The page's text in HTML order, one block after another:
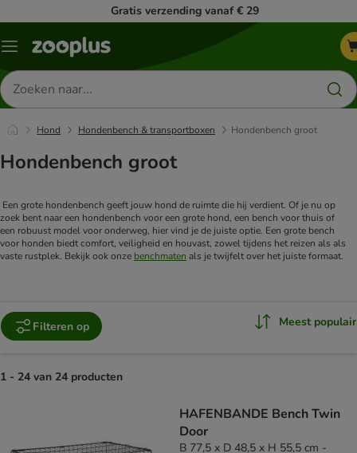
Gratis verzending vanaf € 29
Menu
Zoeken
naar
producten
Hond Hondenbench & transportboxen Hondenbench groot
Hondenbench groot
Een grote hondenbench geeft jouw hond de ruimte die hij verdient. Of je nu op
zoek bent naar een hondenbench voor een grote hond, een bench voor thuis of
een robuust model voor onderweg, hier vind je de juiste optie. Een grote bench
voor honden biedt comfort, veiligheid en houvast, zowel tijdens het reizen als als
vaste rustplek. Bekijk ook onze benchmaten
Filteren op Meest populair
1 - 24 van 24 producten
HAFENBANDE Bench Twin
Door
B 77,5 x D 48,5 x H 55,5 cm -